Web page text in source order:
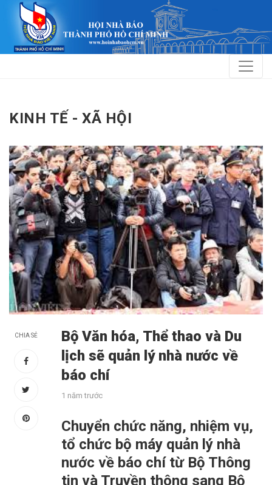
KINH TẾ - XÃ HỘI
CHIA SẺ
Bộ Văn hóa, Thể thao và Du
lịch sẽ quản lý nhà nước về
báo chí
1 năm trước